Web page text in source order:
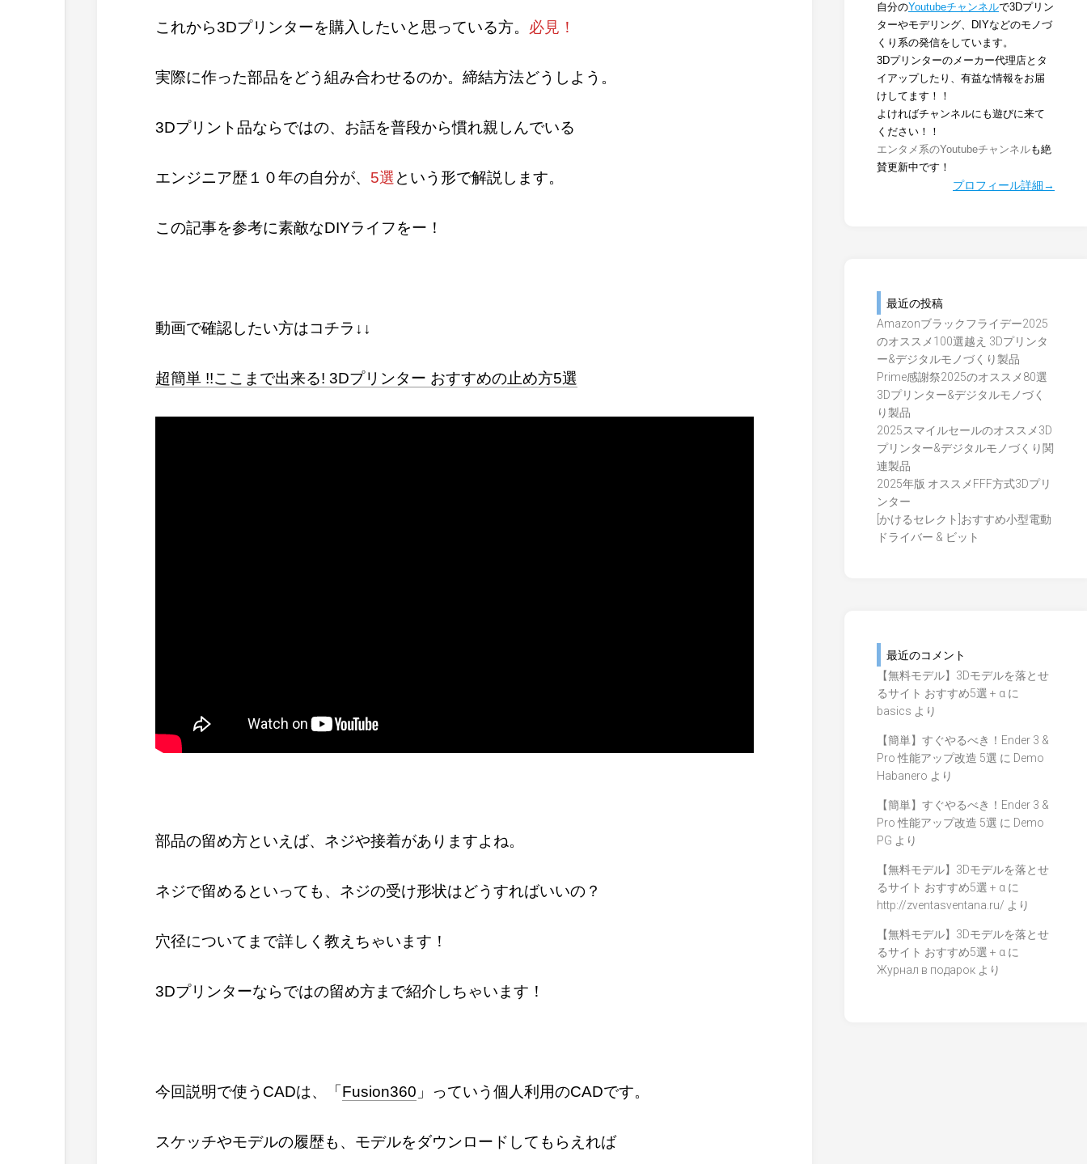
これから3Dプリンターを購入したいと思っている方。 必見！
実際に作った部品をどう組み合わせるのか。締結方法どうしよう。
3Dプリント品ならではの、お話を普段から慣れ親しんでいる
エンジニア歴１０年の自分が、 5選 という形で解説します。
この記事を参考に素敵なDIYライフをー！
動画で確認したい方はコチラ↓↓
超簡単 !!ここまで出来る! 3Dプリンター おすすめの止め方5選
部品の留め方といえば、ネジや接着がありますよね。
ネジで留めるといっても、ネジの受け形状はどうすればいいの？
穴径についてまで詳しく教えちゃいます！
3Dプリンターならではの留め方まで紹介しちゃいます！
今回説明で使うCADは、「 Fusion360 」っていう個人利用のCADです。
スケッチやモデルの履歴も、モデルをダウンロードしてもらえれば
自分のYoutubeチャンネルで3Dプリン
ターやモデリング、DIYなどのモノづ
くり系の発信をしています。
3Dプリンターのメーカー代理店とタ
イアップしたり、有益な情報をお届
けしてます！！
よければチャンネルにも遊びに来て
ください！！
エンタメ系のYoutubeチャンネルも絶
賛更新中です！
プロフィール詳細→
最近の投稿
Amazonブラックフライデー2025
のオススメ100選越え 3Dプリンタ
ー&デジタルモノづくり製品
Prime感謝祭2025のオススメ80選
3Dプリンター&デジタルモノづく
り製品
2025スマイルセールのオススメ3D
プリンター&デジタルモノづくり関
連製品
2025年版 オススメFFF方式3Dプリ
ンター
[かけるセレクト]おすすめ小型電動
ドライバー & ビット
最近のコメント
【無料モデル】3Dモデルを落とせ
るサイト おすすめ5選 + α に
basics より
【簡単】すぐやるべき！Ender 3 &
Pro 性能アップ改造 5選 に Demo
Habanero より
【簡単】すぐやるべき！Ender 3 &
Pro 性能アップ改造 5選 に Demo
PG より
【無料モデル】3Dモデルを落とせ
るサイト おすすめ5選 + α に
http://zventasventana.ru/ より
【無料モデル】3Dモデルを落とせ
るサイト おすすめ5選 + α に
Журнал в подарок より